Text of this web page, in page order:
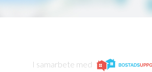
I samarbete med